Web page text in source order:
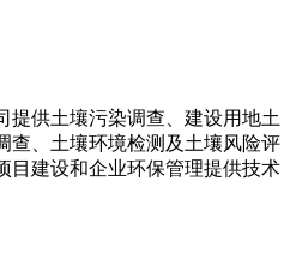
提供土壤污染调查、建设用地土
查、土壤环境检测及土壤风险评
目建设和企业环保管理提供技术